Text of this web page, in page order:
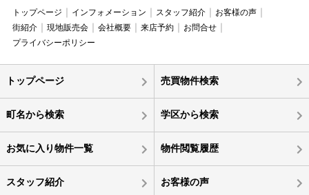
トップページ インフォメーション スタッフ紹介
お客様の声
街紹介
現地販売会 会社概要 来店予約
お問合せ
プライバシーポリシー
トップページ 売買物件検索
町名から検索 学区から検索
お気に入り物件一覧 物件閲覧履歴
スタッフ紹介 お客様の声